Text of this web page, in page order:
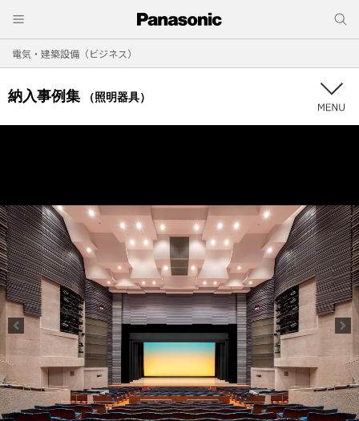
電気・建築設備（ビジネス）
納入事例集 （照明器具）